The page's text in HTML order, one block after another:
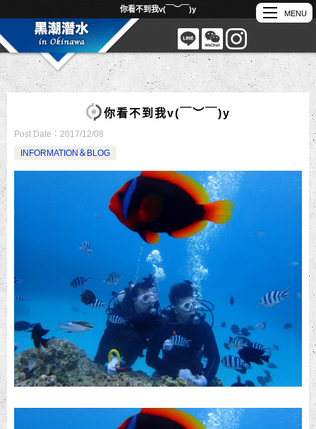
你看不到我v(￣︶￣)y
你看不到我v(￣︶￣)y
Post Date： 2017/12/08
INFORMATION＆BLOG